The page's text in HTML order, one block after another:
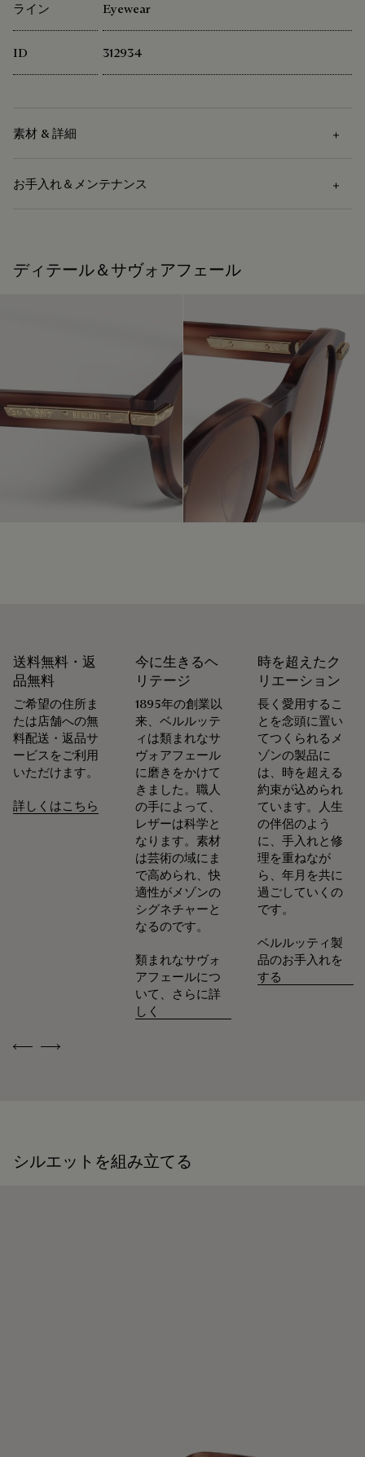
ライン Eyewear
ID 312934
素材 & 詳細
ベルルッティは、持続可能な原材料の使用を重視していま
ベルルッティは、持続可能なリサイクル素材を使用し、化石
燃料由来のバージンプラスチックは使用していない、環境に
配慮したパッケージを重視しています。
お手入れ＆メンテナンス
靴職人であり靴の修理職人でもあったアレッサンドロ・ベル
ルッティが創業したメゾン ベルルッティは、循環性を重視し
ています。メゾンにとって、お客様の意に沿って商品が長く
愛されるよう、お手入れや修理をすることほど普通なことは
ありません。 シューズからレザーグッズ、プレタポルテま
で、メゾンのアトリエは製品を美しい状態で可能な限り長く
身に着けていただけるよう、各種サービスを取り揃えていま
ディテール＆サヴォアフェール
Previous
Next
送料無料・返
品無料
ご希望の住所ま
たは店舗への無
料配送・返品サ
ービスをご利用
いただけます。
詳しくはこちら
今に生きるヘ
リテージ
1895年の創業以
来、ベルルッテ
ィは類まれなサ
ヴォアフェール
に磨きをかけて
きました。職人
の手によって、
レザーは科学と
なります。素材
は芸術の域にま
で高められ、快
適性がメゾンの
シグネチャーと
なるのです。
類まれなサヴォ
アフェールにつ
いて、さらに詳
しく
時を超えたク
リエーション
長く愛用するこ
とを念頭に置い
てつくられるメ
ゾンの製品に
は、時を超える
約束が込められ
ています。人生
の伴侶のよう
に、手入れと修
理を重ねなが
ら、年月を共に
過ごしていくの
です。
ベルルッティ製
品のお手入れを
する
シルエットを組み立てる